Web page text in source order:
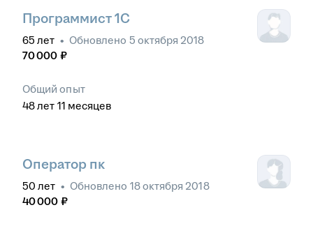
Программист 1С
65 лет • Обновлено 5 октября 2018
70 000 ₽
Общий опыт
48лет 11 месяцев
Оператор пк
50 лет • Обновлено 18 октября 2018
40 000 ₽